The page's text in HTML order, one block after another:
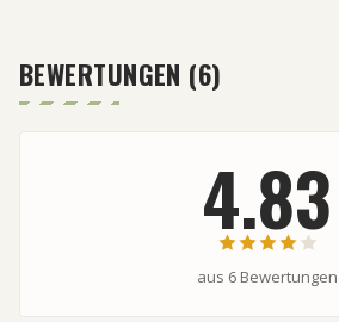
BEWERTUNGEN (6)
4.83
aus 6 Bewertungen